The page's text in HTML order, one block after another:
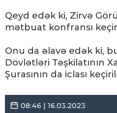
Qeyd edək ki, Zirvə
mətbuat konfransı
Onu da əlavə edək ki,
Dövlətləri Təşkilatının
Şurasının da iclası
08:46 | 16.03.2023